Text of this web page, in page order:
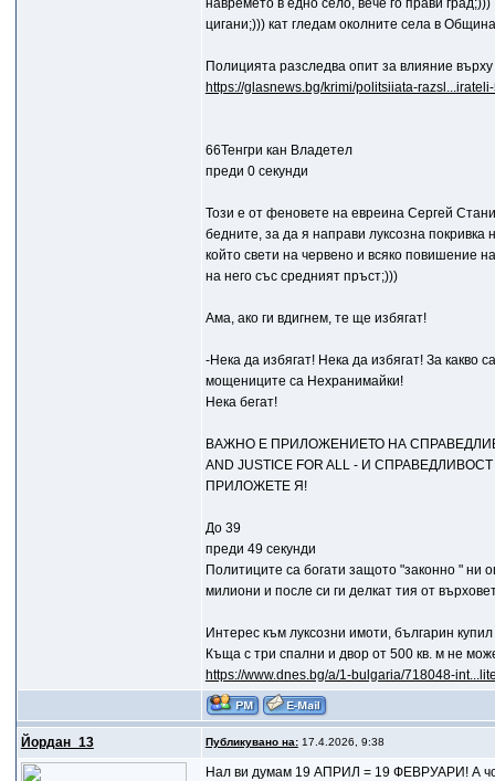
навремето в едно село, вече го прави
цигани;))) кат гледам околните села в
Полицията разследва опит за влияние
https://glasnews.bg/krimi/politsiiata-
66Тенгри кан Владетел
преди 0 секунди
Този е от феновете на евреина Сергей
бедните, за да я направи луксозна
който свети на червено и всяко повишение
на него със средният пръст;)))
Ама, ако ги вдигнем, те ще избягат!
-Нека да избягат! Нeка да избягат! За
мощениците са Нехранимайки!
Нека бегат!
ВАЖНО Е ПРИЛОЖЕНИЕТО НА
AND JUSTICE FOR ALL - И
ПРИЛОЖЕТЕ Я!
До 39
преди 49 секунди
Политиците са богати защото "законно " ни
милиони и после си ги делкат тия от
Интерес към луксозни имоти, българин
Къща с три спални и двор от 500 кв. м не
https://www.dnes.bg/a/1-bulgaria/718048-
Йордан_13 Публикувано на:17.4.2026, 9:38
Нал ви думам 19 АПРИЛ = 19 ФЕВРУАРИ! А